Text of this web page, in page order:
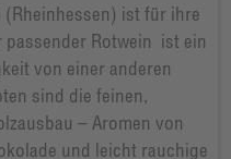
ist für ihre
passender Rotwein ist ein
von einer anderen
sind die feinen,
– Aromen von
und leicht rauchige